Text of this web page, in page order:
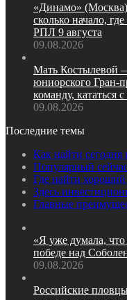
«Динамо»
сколько начало,
РПЛ 9 августа
09.08.2026
Мать Костылевой
юниорского
команду, кататься
09.08.2026
Последние темы
Как найти сегодня
Популярный
Где найти
Здесь
Главные
«Я уже думала,
победе над
09.08.2026
Российские